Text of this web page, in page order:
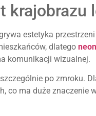
krajobrazu
estetyka
dlatego
komunikacji wizualnej.
po zmroku.
co ma duże znaczenie